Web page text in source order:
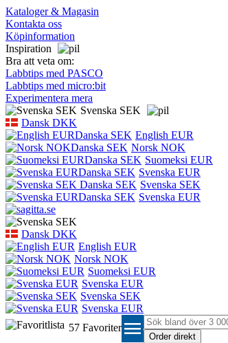
Kataloger & Magasin
Kontakta oss
Köpinformation
Inspiration
Bra att veta om:
Labbtips med PASCO
Labbtips med micro:bit
Experimentera mera
Svenska SEK
Dansk DKK
English EUR
Norsk NOK
Suomeksi EUR
Svenska EUR
Svenska SEK
Svenska EUR
Dansk DKK
English EUR
Norsk NOK
Suomeksi EUR
Svenska EUR
Svenska SEK
Svenska EUR
57 Favoriter menu